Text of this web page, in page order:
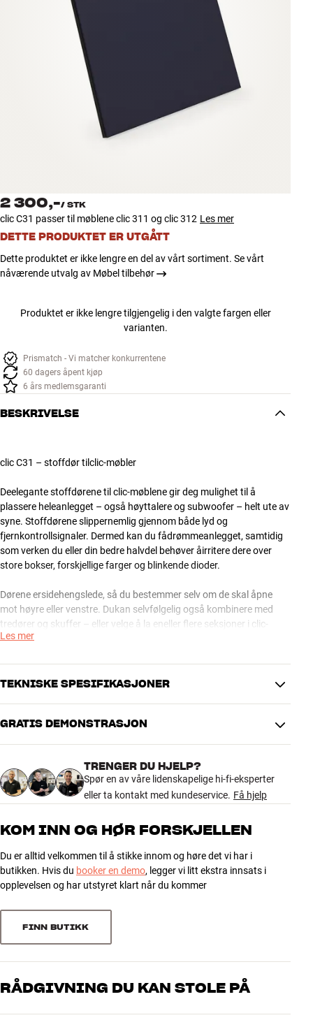
Tilbehør
INSPIRASJON
MERKER
Kundeservice
Logg inn
Kundeservice
2 300,-/ STK
clic C31 passer til møblene clic 311 og clic 312 Les mer
DETTE PRODUKTET ER UTGÅTT
Dette produktet er ikke lengre en del av vårt sortiment. Se vårt
nåværende utvalg av Møbel tilbehør
Produktet er ikke lengre tilgjengelig i den valgte fargen eller
varianten.
Prismatch - Vi matcher konkurrentene
60 dagers åpent kjøp
6 års medlemsgaranti
BESKRIVELSE
clic C31 – stoffdør tilclic-møbler
Deelegante stoffdørene til clic-møblene gir deg mulighet til å
plassere heleanlegget – også høyttalere og subwoofer – helt ute av
syne. Stoffdørene slippernemlig gjennom både lyd og
fjernkontrollsignaler. Dermed kan du fådrømmeanlegget, samtidig
som verken du eller din bedre halvdel behøver åirritere dere over
store bokser, forskjellige farger og blinkende dioder.
Dørene ersidehengslede, så du bestemmer selv om de skal åpne
mot høyre eller venstre. Dukan selvfølgelig også kombinere med
tredører og skuffer – eller velge å la eneller flere seksjoner i clic-
systemet ditt forbli åpne.
clic C31 passer til møblene clic 311 og clic 312
OBS: Dehvite stoffdørene er ganske følsomme for smuss. Av denne
Mer fra Clic
Les mer
TEKNISKE SPESIFIKASJONER
Fargebeskrivelse
Dark Blue
Vekt produkt (kg)
0
Høyde emballasje (cm)
0
Vekt emballasje (kg)
0
GENERELLE EGENSKAPER
GRATIS DEMONSTRASJON
TRENGER DU HJELP?
Spør en av våre lidenskapelige hi-fi-eksperter
eller ta kontakt med kundeservice. Få hjelp
KOM INN OG HØR FORSKJELLEN
Du er alltid velkommen til å stikke innom og høre det vi har i
butikken. Hvis du booker en demo, legger vi litt ekstra innsats i
opplevelsen og har utstyret klart når du kommer
FINN BUTIKK
RÅDGIVNING DU KAN STOLE PÅ
Våre medarbeidere er ekte entusiaster som kjenner produktene og